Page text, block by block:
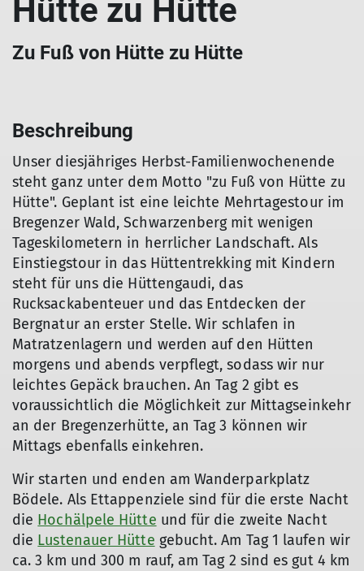
Hütte zu Hütte
Zu Fuß von Hütte zu Hütte
Beschreibung
Unser diesjähriges Herbst-Familienwochenende
steht ganz unter dem Motto "zu Fuß von Hütte zu
Hütte". Geplant ist eine leichte Mehrtagestour im
Bregenzer Wald, Schwarzenberg mit wenigen
Tageskilometern in herrlicher Landschaft. Als
Einstiegstour in das Hüttentrekking mit Kindern
steht für uns die Hüttengaudi, das
Rucksackabenteuer und das Entdecken der
Bergnatur an erster Stelle. Wir schlafen in
Matratzenlagern und werden auf den Hütten
morgens und abends verpflegt, sodass wir nur
leichtes Gepäck brauchen. An Tag 2 gibt es
voraussichtlich die Möglichkeit zur Mittagseinkehr
an der Bregenzerhütte, an Tag 3 können wir
Mittags ebenfalls einkehren.
Wir starten und enden am Wanderparkplatz
Bödele. Als Ettappenziele sind für die erste Nacht
die Hochälpele Hütte und für die zweite Nacht
die Lustenauer Hütte gebucht. Am Tag 1 laufen wir
ca. 3 km und 300 m rauf, am Tag 2 sind es gut 4 km